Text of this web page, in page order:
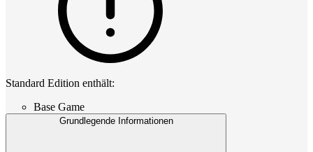
Standard Edition enthält:
Base Game
Grundlegende Informationen